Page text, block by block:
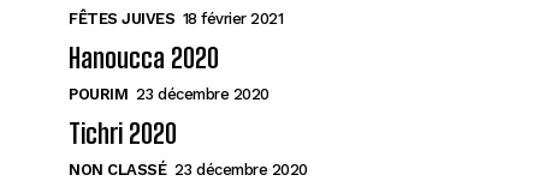
FÊTES JUIVES 18 février 2021
Hanoucca 2020
POURIM 23 décembre 2020
Tichri 2020
NON CLASSÉ 23 décembre 2020